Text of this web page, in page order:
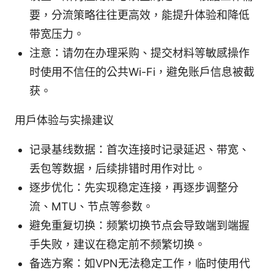
要，分流策略往往更高效，能提升体验和降低
带宽压力。
注意：请勿在办理采购、提交材料等敏感操作
时使用不信任的公共Wi-Fi，避免账户信息被截
获。
用户体验与实操建议
记录基线数据：首次连接时记录延迟、带宽、
丢包等数据，后续排错时用作对比。
逐步优化：先实现稳定连接，再逐步调整分
流、MTU、节点等参数。
避免重复切换：频繁切换节点会导致端到端握
手失败，建议在稳定前不频繁切换。
备选方案：如VPN无法稳定工作，临时使用代